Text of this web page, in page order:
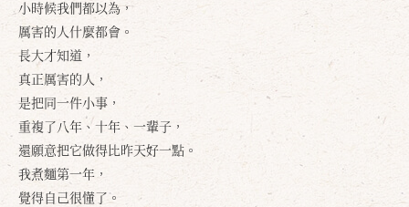
小時候我們都以為，
厲害的人什麼都會。
長大才知道，
真正厲害的人，
是把同一件小事，
重複了八年、十年、一輩子，
還願意把它做得比昨天好一點。
我煮麵第一年，
覺得自己很懂了。